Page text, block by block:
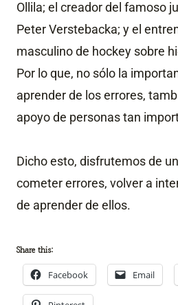
Ollila; el creador del famoso
Peter Verstebacka; y el
masculino de hockey sobre
Por lo que, no sólo la
aprender de los errores,
apoyo de personas tan
Dicho esto, disfrutemos de
cometer errores, volver a
de aprender de ellos.
Share this:
Facebook Email